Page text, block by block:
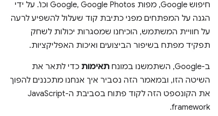
חיפוש Google, מפות Google, Google Photos וכו'. על ידי
הגנה על המפתחים מפני כתיבת קוד שעלול להשפיע לרעה
על חוויית המשתמש, הוכיחנו שמסגרות יכולות לשחק
תפקיד מפתח בשיפור הביצועים ואיכות האפליקציות.
ב-Google, השתמשנו במונח תאימות כדי לתאר את
השיטה הזו, ובמאמר הזה נסביר איך אנחנו מתכננים להפוך
את הקונספט הזה לקוד פתוח בסביבת ה-JavaScript
framework.